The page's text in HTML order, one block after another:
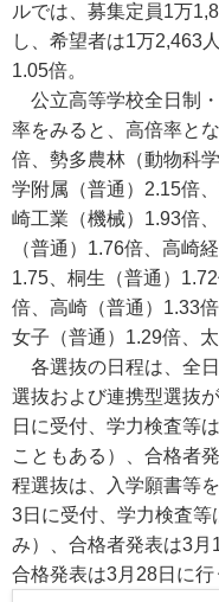
ルでは、募集定員1万
し、希望者は1万2,463
1.05倍。
公立高等学校全日制
率をみると、高倍率と
倍、勢多農林（動物科
学附属（普通）2.15倍
崎工業（機械）1.93倍
（普通）1.76倍、高崎
1.75、桐生（普通）
倍、高崎（普通）1.33
女子（普通）1.29倍、
各選抜の日程は、全
選抜および連携型選抜
日に受付、学力検査等
こともある）、合格者
程選抜は、入学願書等
3日に受付、学力検査
み）、合格者発表は3
合格発表は3月28日に行